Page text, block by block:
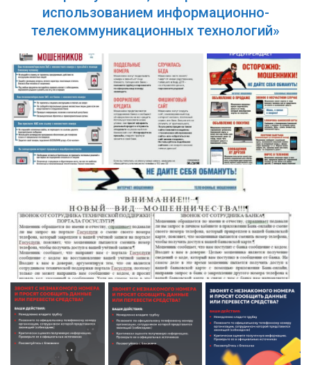
использованием информационно-
телекоммуникационных технологий»